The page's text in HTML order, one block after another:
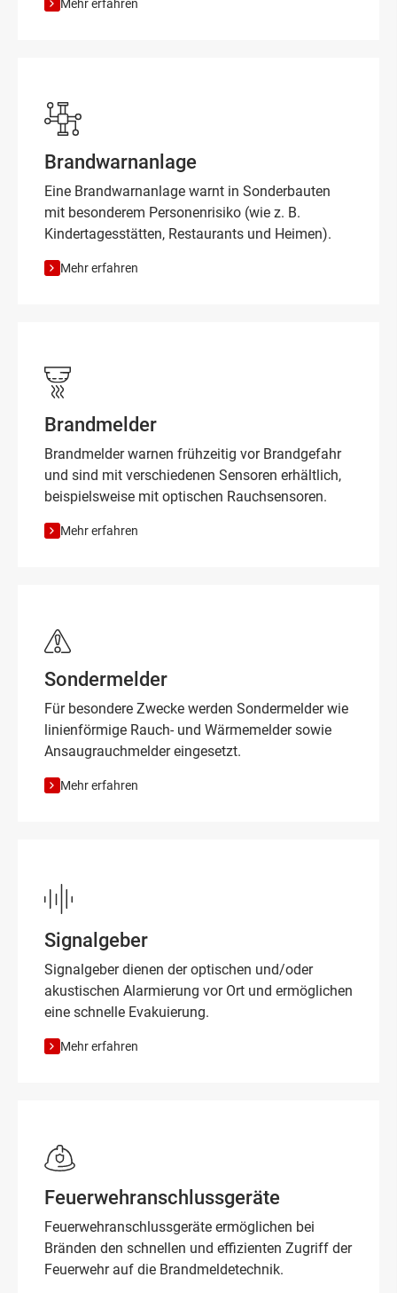
Mehr erfahren
Brandwarnanlage
Eine Brandwarnanlage warnt in Sonderbauten
mit besonderem Personenrisiko (wie z. B.
Kindertagesstätten, Restaurants und Heimen).
Mehr erfahren
Brandmelder
Brandmelder warnen frühzeitig vor Brandgefahr
und sind mit verschiedenen Sensoren erhältlich,
beispielsweise mit optischen Rauchsensoren.
Mehr erfahren
Sondermelder
Für besondere Zwecke werden Sondermelder wie
linienförmige Rauch- und Wärmemelder sowie
Ansaugrauchmelder eingesetzt.
Mehr erfahren
Signalgeber
Signalgeber dienen der optischen und/oder
akustischen Alarmierung vor Ort und ermöglichen
eine schnelle Evakuierung.
Mehr erfahren
Feuerwehranschlussgeräte
Feuerwehranschlussgeräte ermöglichen bei
Bränden den schnellen und effizienten Zugriff der
Feuerwehr auf die Brandmeldetechnik.